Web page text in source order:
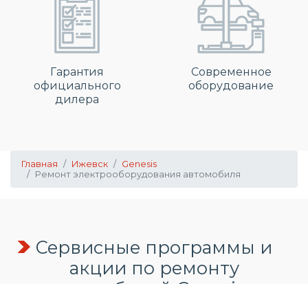
Гарантия
официального
дилера
Современное
оборудование
Главная Ижевск
Genesis
Ремонт электрооборудования автомобиля
Сервисные программы и
акции по ремонту